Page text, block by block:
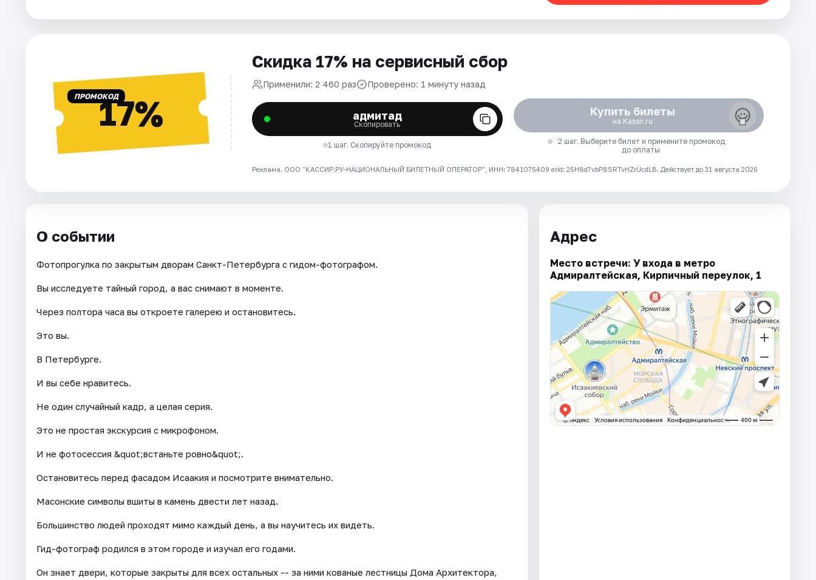
Площадки
ПРОМОКОД17%
Скидка 17% на сервисный сбор
Применили: 2 460 раз Проверено: 1 минуту назад
адмитад
Скопировать
1 шаг. Скопируйте промокод
Купить билеты
на Kassir.ru
2 шаг. Выберите билет и примените промокод
до оплаты
Реклама. ООО "КАССИР.РУ-НАЦИОНАЛЬНЫЙ БИЛЕТНЫЙ ОПЕРАТОР", ИНН: 7841075409 erid: 25H8d7vbP8SRTvHZrUcdLB. Действует до 31 августа 2026
О событии
Фотопрогулка по закрытым дворам Санкт-Петербурга с гидом-фотографом.
Вы исследуете тайный город, а вас снимают в моменте.
Через полтора часа вы откроете галерею и остановитесь.
Это вы.
В Петербурге.
И вы себе нравитесь.
Не один случайный кадр, а целая серия.
Это не простая экскурсия с микрофоном.
И не фотосессия &quot;встаньте ровно&quot;.
Остановитесь перед фасадом Исаакия и посмотрите внимательно.
Масонские символы вшиты в камень двести лет назад.
Большинство людей проходят мимо каждый день, а вы научитесь их видеть.
Гид-фотограф родился в этом городе и изучал его годами.
Он знает двери, которые закрыты для всех остальных -- за ними кованые лестницы Дома Архитектора,
Адрес
Место встречи: У входа в метро
Адмиралтейская, Кирпичный переулок, 1